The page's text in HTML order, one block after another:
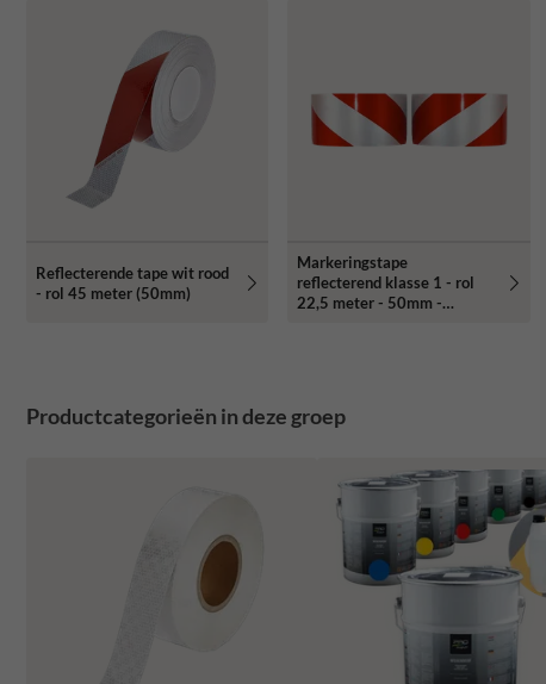
Reflecterende tape wit rood
- rol 45 meter (50mm)
Markeringstape
reflecterend klasse 1 - rol
22,5 meter - 50mm -
Productcategorieën in deze groep